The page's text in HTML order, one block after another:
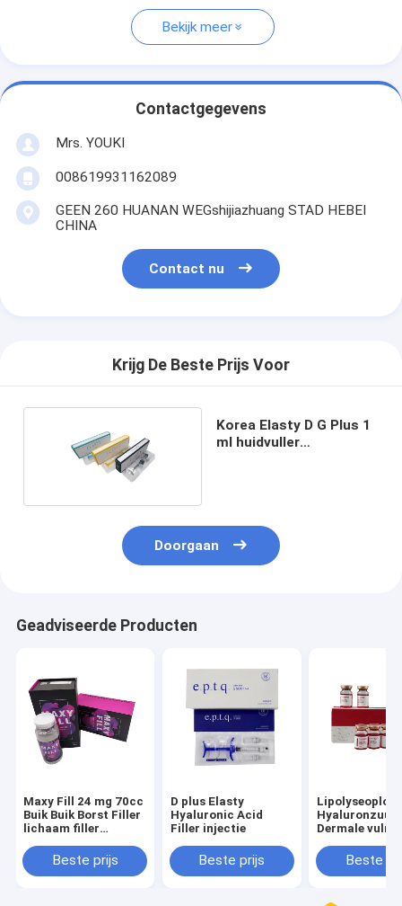
Bekijk meer
Contactgegevens
Mrs. YOUKI
008619931162089
GEEN 260 HUANAN WEGshijiazhuang STAD HEBEI
CHINA
Contact nu
Krijg De Beste Prijs Voor
Korea Elasty D G Plus 1
ml huidvuller
Doorgaan
Geadviseerde Producten
Maxy Fill 24 mg 70cc
Buik Buik Borst Filler
lichaam filler
Beste prijs
D plus Elasty
Hyaluronic Acid
Filler injectie
Beste prijs
Hyaluronzuur
Dermale
Beste